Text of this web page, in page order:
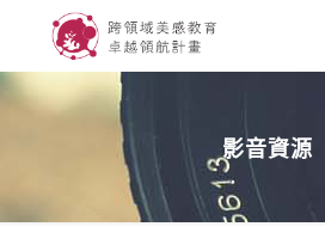
影音資源